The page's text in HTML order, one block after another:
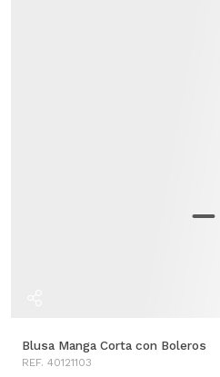
Blusa Manga Corta con Boleros
REF. 40121103